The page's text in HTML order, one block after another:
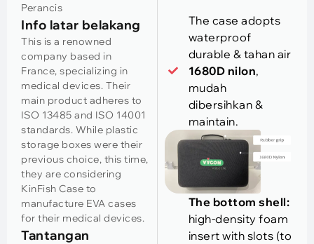
Perancis
Info latar belakang
This is a renowned
company based in
France, specializing in
medical devices. Their
main product adheres to
ISO 13485 and ISO 14001
standards. While plastic
storage boxes were their
previous choice, this time,
they are considering
KinFish Case to
manufacture EVA cases
for their medical devices.
Tantangan
The case adopts
waterproof
durable & tahan air
1680D nilon,
mudah
dibersihkan &
maintain.
The bottom shell:
high-density foam
insert with slots (to